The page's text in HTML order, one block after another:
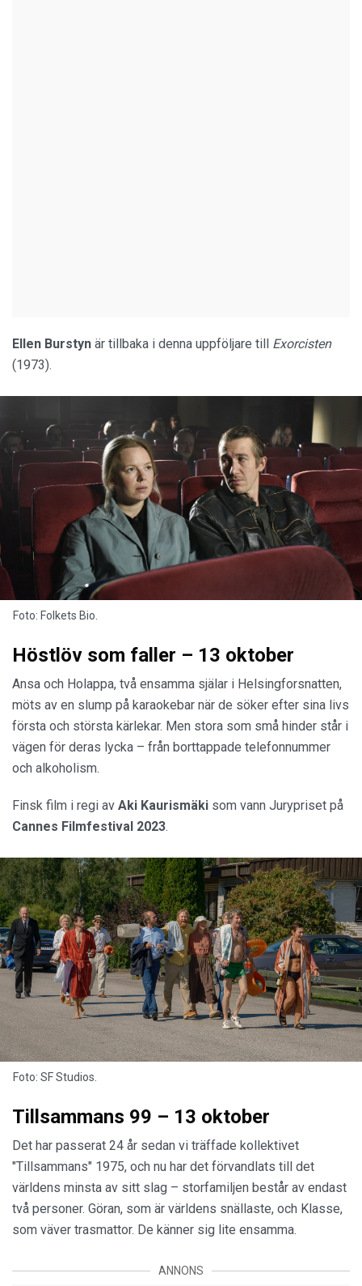
Ellen Burstyn är tillbaka i denna uppföljare till Exorcisten
(1973).
Foto: Folkets Bio.
Höstlöv som faller – 13 oktober
Ansa och Holappa, två ensamma själar i Helsingforsnatten,
möts av en slump på karaokebar när de söker efter sina livs
första och största kärlekar. Men stora som små hinder står i
vägen för deras lycka – från borttappade telefonnummer
och alkoholism.
Finsk film i regi av Aki Kaurismäki som vann Jurypriset på
Cannes Filmfestival 2023.
Foto: SF Studios.
Tillsammans 99 – 13 oktober
Det har passerat 24 år sedan vi träffade kollektivet
"Tillsammans" 1975, och nu har det förvandlats till det
världens minsta av sitt slag – storfamiljen består av endast
två personer. Göran, som är världens snällaste, och Klasse,
som väver trasmattor. De känner sig lite ensamma.
ANNONS